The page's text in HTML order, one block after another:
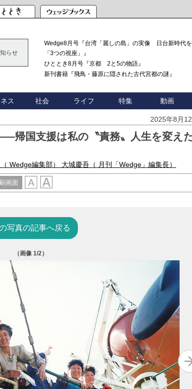
らせ
Wedge8月号『台湾「麗しの島」の実像 日台新時代を
「3つの視座」』
ひととき8月号『京都 2と5の物語』
新刊書籍『飛鳥・藤原に隠された古代宮都の謎』
ス 社会 ライフ 特集 動画
2025年8月
帰国支援は私の〝責務〟人生を変え
（ Wedge編集部） 大城慶吾 （ 月刊「Wedge」編集長）
画面
写真の記事へ戻る
（画像1/2）